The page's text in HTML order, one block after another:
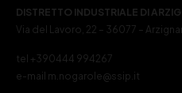
DISTRETTO INDUSTRIALE DI
Via del Lavoro, 22 – 36077 –
tel +390444 994267
e-mail m.nogarole@ssip.it